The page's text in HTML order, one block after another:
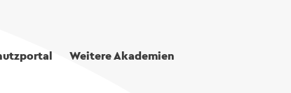
Weitere Akademien